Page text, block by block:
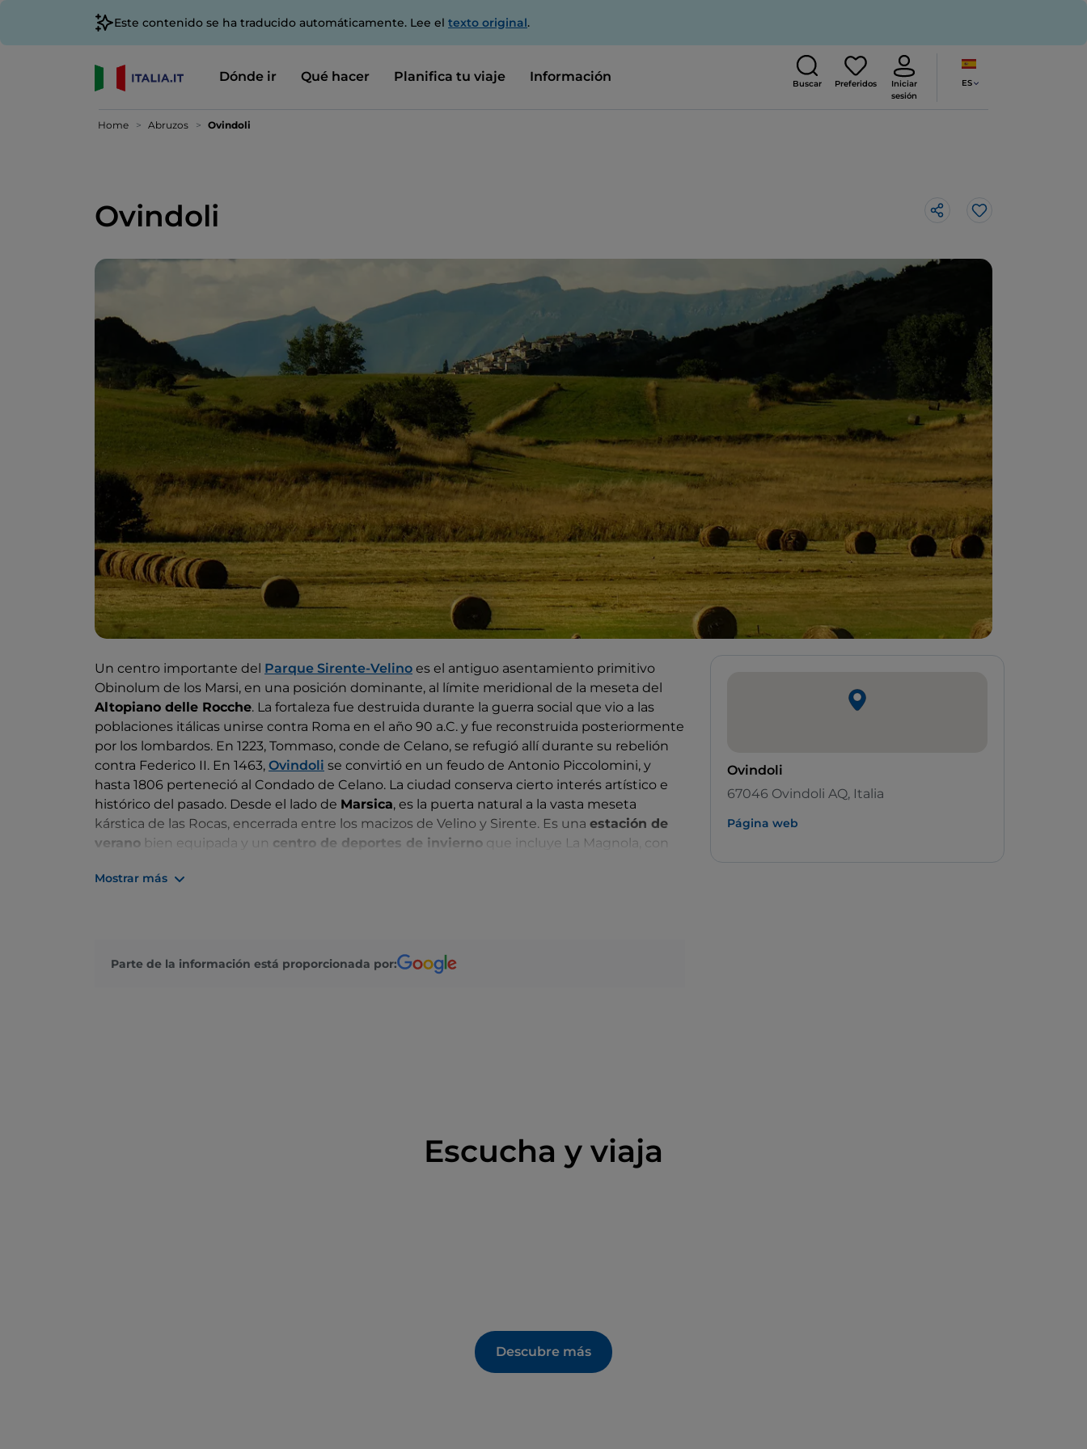
Este contenido se ha traducido automáticamente. Lee el texto original.
Dónde ir Qué hacer Planifica tu viaje Información Buscar Preferidos
Iniciar
sesión
ES
Home Abruzos Ovindoli
Ovindoli Me gusta
Un centro importante del Parque Sirente-Velino es el antiguo asentamiento primitivo
Obinolum de los Marsi, en una posición dominante, al límite meridional de la meseta del
Altopiano delle Rocche. La fortaleza fue destruida durante la guerra social que vio a las
poblaciones itálicas unirse contra Roma en el año 90 a.C. y fue reconstruida posteriormente
por los lombardos. En 1223, Tommaso, conde de Celano, se refugió allí durante su rebelión
contra Federico II. En 1463, Ovindoli se convirtió en un feudo de Antonio Piccolomini, y
hasta 1806 perteneció al Condado de Celano. La ciudad conserva cierto interés artístico e
histórico del pasado. Desde el lado de Marsica, es la puerta natural a la vasta meseta
kárstica de las Rocas, encerrada entre los macizos de Velino y Sirente. Es una estación de
verano bien equipada y un centro de deportes de invierno que incluye La Magnola, con
centro también ofrece la posibilidad de practicar esquí de fondo, esquí alpino y senderismo.
Más información:
Mostrar más
Parte de la información está proporcionada por:
Ovindoli
67046 Ovindoli AQ, Italia
Página web
Escucha y viaja
Descubre más